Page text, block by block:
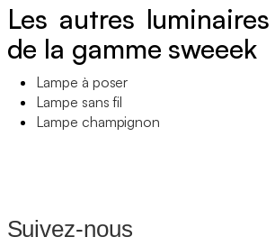
Les autres
de la gamme sweeek
Lampe à poser
Lampe sans fil
Lampe champignon
Suivez-nous